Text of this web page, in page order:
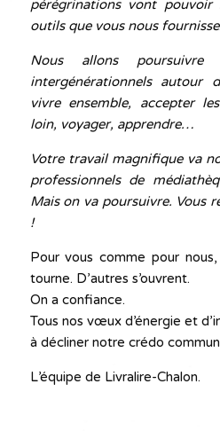
pérégrinations vont pouvoir
outils que vous nous
Nous allons
intergénérationnels autour
vivre ensemble, accepter
loin, voyager, apprendre…
Votre travail magnifique va
professionnels de
Mais on va poursuivre. Vous
!
Pour vous comme pour
tourne. D’autres s’ouvrent.
On a confiance.
Tous nos vœux d’énergie et
à décliner notre crédo commun
L’équipe de Livralire-Chalon.